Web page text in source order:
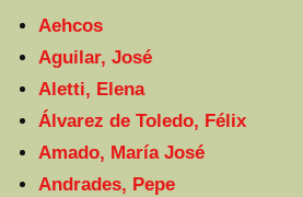
Aehcos
Aguilar, José
Aletti, Elena
Álvarez de Toledo, Félix
Amado, María José
Andrades, Pepe